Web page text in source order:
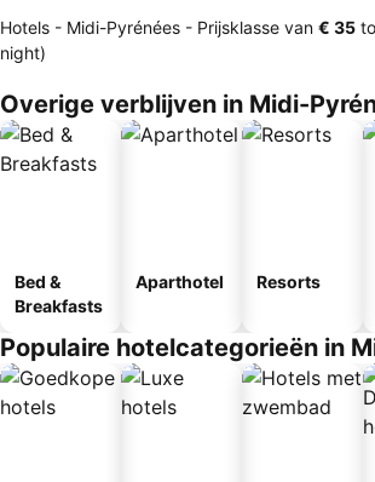
Hotels - Midi-Pyrénées - Prijsklasse van ‎€ 35
night)
Overige verblijven in Midi-
Bed &
Breakfasts
Aparthotel Resorts
Populaire hotelcategorieën in